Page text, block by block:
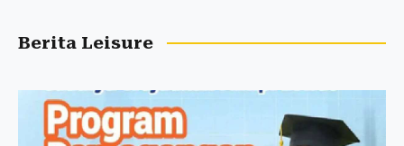
Berita Leisure